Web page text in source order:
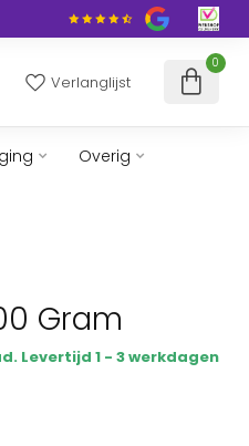
Verlanglijst
0
Overig
Gram
Levertijd 1 - 3 werkdagen